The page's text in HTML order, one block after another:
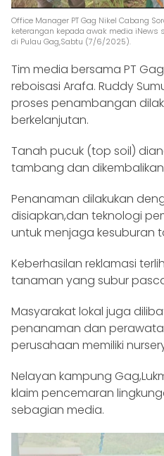
Office Manager PT Gag Nikel Cabang
keterangan kepada awak media
di Pulau Gag,Sabtu (7/6/2025).
Tim media bersama PT
reboisasi Arafa. Ruddy
proses penambangan
berkelanjutan.
Tanah pucuk (top soil)
tambang dan
Penanaman dilakukan
disiapkan,dan teknologi
untuk menjaga kesuburan
Keberhasilan reklamasi
tanaman yang subur
Masyarakat lokal juga
penanaman dan
perusahaan memiliki
Nelayan kampung
klaim pencemaran
sebagian media.